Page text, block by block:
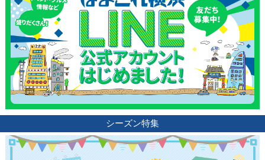
シーズン特集
観光ガイド
ランキング